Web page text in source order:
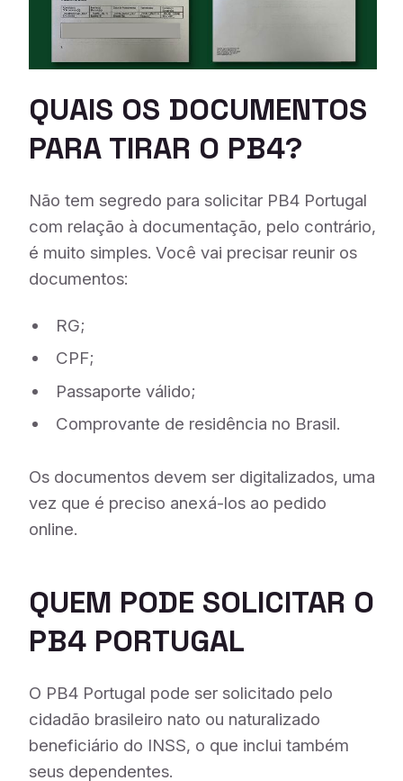
QUAIS OS DOCUMENTOS
PARA TIRAR O PB4?
Não tem segredo para solicitar PB4 Portugal
com relação à documentação, pelo contrário,
é muito simples. Você vai precisar reunir os
documentos:
RG;
CPF;
Passaporte válido;
Comprovante de residência no Brasil.
Os documentos devem ser digitalizados, uma
vez que é preciso anexá-los ao pedido
online.
QUEM PODE SOLICITAR O
PB4 PORTUGAL
O PB4 Portugal pode ser solicitado pelo
cidadão brasileiro nato ou naturalizado
beneficiário do INSS, o que inclui também
seus dependentes.